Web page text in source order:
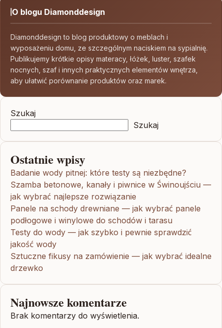
O blogu Diamonddesign
Diamonddesign to blog produktowy o meblach i
wyposażeniu domu, ze szczególnym naciskiem na sypialnię.
Publikujemy krótkie opisy materacy, łóżek, luster, szafek
nocnych, szaf i innych praktycznych elementów wnętrza,
aby ułatwić porównanie produktów oraz marek.
Szukaj
Szukaj
Ostatnie wpisy
Badanie wody pitnej: które testy są niezbędne?
Szamba betonowe, kanały i piwnice w Świnoujściu —
jak wybrać najlepsze rozwiązanie
Panele na schody drewniane — jak wybrać panele
podłogowe i winylowe do schodów i tarasu
Testy do wody — jak szybko i pewnie sprawdzić
jakość wody
Sztuczne fikusy na zamówienie — jak wybrać idealne
drzewko
Najnowsze komentarze
Brak komentarzy do wyświetlenia.